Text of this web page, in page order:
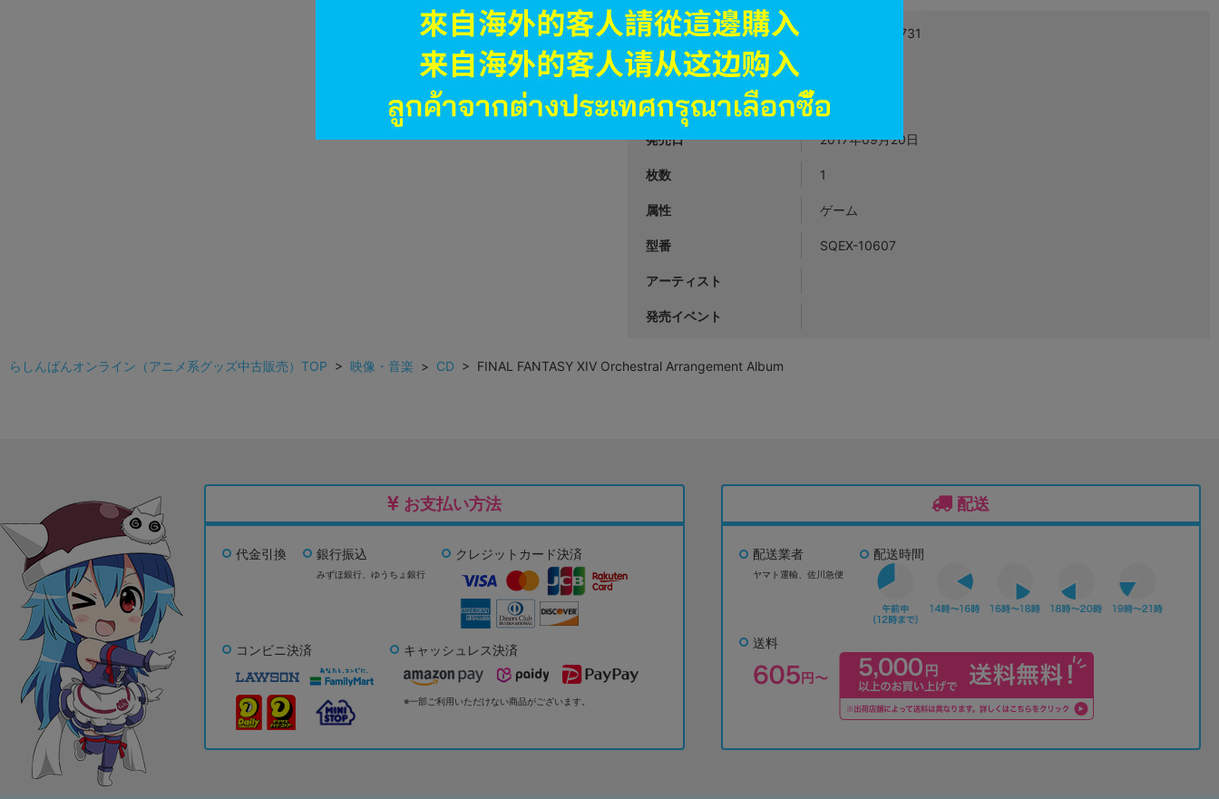
JANコード 4988601465731
商品番号
商品カテゴリ 映像・音楽
発売日 2017年09月20日
枚数 1
属性 ゲーム
型番 SQEX-10607
アーティスト
発売イベント
らしんばんオンライン（アニメ系グッズ中古販売）TOP > 映像・音楽 > CD > FINAL FANTASY XIV Orchestral Arrangement Album
お支払い方法
代金引換 銀行振込
みずほ銀行、 ゆうちょ銀行
クレジットカード決済
コンビニ決済 キャッシュレス決済
※一部ご利用いただけない商品がございます。
配送
配送業者
ヤマト運輸、佐川急便
配送時間
送料